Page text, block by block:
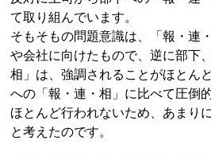
て取り組んでいます。
そもそもの問題意識は、「報・連
や会社に向けたもので、逆に部下
相」は、強調されることがほとん
への「報・連・相」に比べて圧倒
ほとんど行われないため、あまり
と考えたのです。